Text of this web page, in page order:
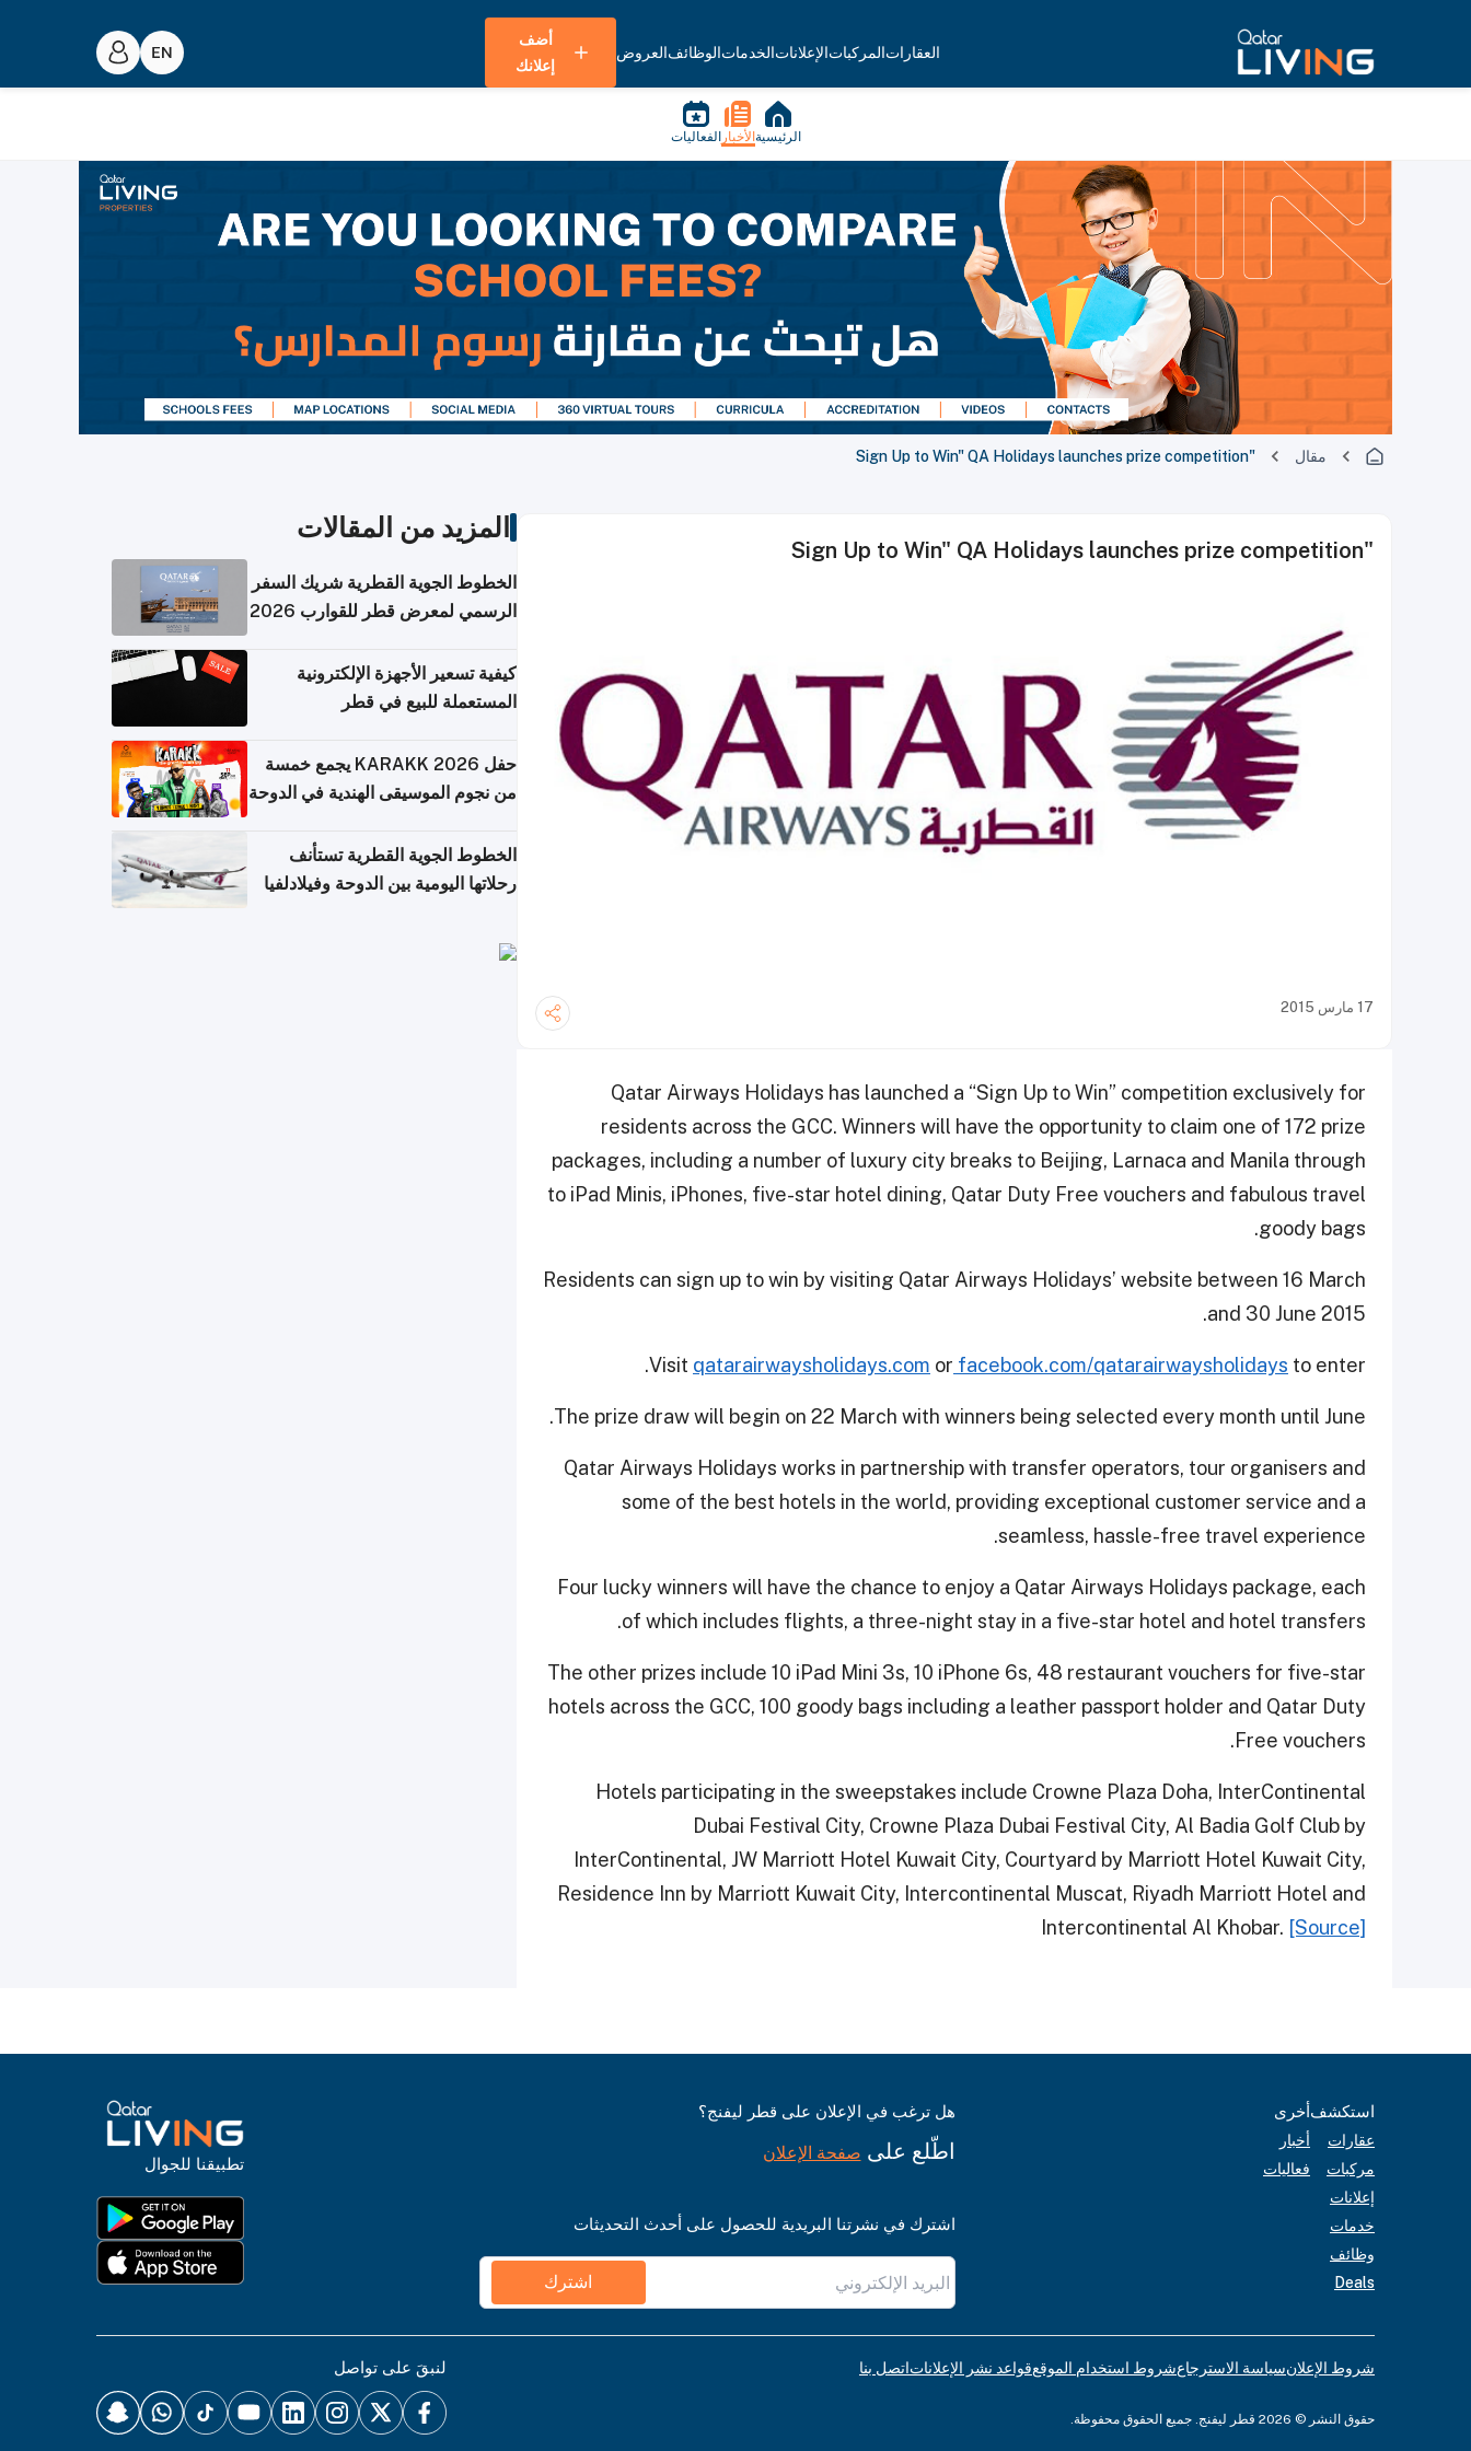
العقاراتالمركباتالإعلاناتالخدماتالوظائفالعروض
أضف
إعلانك
الرئيسية الأخبار الفعاليات
مقال "Sign Up to Win" QA Holidays launches prize competition
"Sign Up to Win" QA Holidays launches prize competition
17 مارس 2015
Qatar Airways Holidays has launched a “Sign Up to Win” competition exclusively for
residents across the GCC. Winners will have the opportunity to claim one of 172 prize
packages, including a number of luxury city breaks to Beijing, Larnaca and Manila through
to iPad Minis, iPhones, five-star hotel dining, Qatar Duty Free vouchers and fabulous travel
goody bags.
Residents can sign up to win by visiting Qatar Airways Holidays’ website between 16 March
and 30 June 2015.
Visit qatarairwaysholidays.com or facebook.com/qatarairwaysholidays to enter.
The prize draw will begin on 22 March with winners being selected every month until June.
Qatar Airways Holidays works in partnership with transfer operators, tour organisers and
some of the best hotels in the world, providing exceptional customer service and a
seamless, hassle-free travel experience.
Four lucky winners will have the chance to enjoy a Qatar Airways Holidays package, each
of which includes flights, a three-night stay in a five-star hotel and hotel transfers.
The other prizes include 10 iPad Mini 3s, 10 iPhone 6s, 48 restaurant vouchers for five-star
hotels across the GCC, 100 goody bags including a leather passport holder and Qatar Duty
Free vouchers.
Hotels participating in the sweepstakes include Crowne Plaza Doha, InterContinental
Dubai Festival City, Crowne Plaza Dubai Festival City, Al Badia Golf Club by
InterContinental, JW Marriott Hotel Kuwait City, Courtyard by Marriott Hotel Kuwait City,
Residence Inn by Marriott Kuwait City, Intercontinental Muscat, Riyadh Marriott Hotel and
Intercontinental Al Khobar. [Source]
المزيد من المقالات
الخطوط الجوية القطرية شريك السفر
الرسمي لمعرض قطر للقوارب 2026
كيفية تسعير الأجهزة الإلكترونية
المستعملة للبيع في قطر
حفل KARAKK 2026 يجمع خمسة
من نجوم الموسيقى الهندية في الدوحة
الخطوط الجوية القطرية تستأنف
رحلاتها اليومية بين الدوحة وفيلادلفيا
استكشف
عقارات
مركبات
إعلانات
خدمات
وظائف
Deals
أخرى
أخبار
فعاليات
هل ترغب في الإعلان على قطر ليفنج؟
اطّلع على صفحة الإعلان
اشترك في نشرتنا البريدية للحصول على أحدث التحديثات
اشترك
تطبيقنا للجوال
شروط الإعلانسياسة الاسترجاعشروط استخدام الموقعقواعد نشر الإعلاناتاتصل بنا
حقوق النشر © 2026 قطر ليفنج. جميع الحقوق محفوظة.
لنبقَ على تواصل